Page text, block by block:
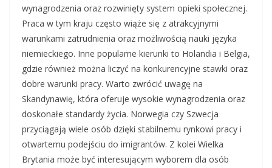
wynagrodzenia oraz rozwinięty system opieki społecznej.
Praca w tym kraju często wiąże się z atrakcyjnymi
warunkami zatrudnienia oraz możliwością nauki języka
niemieckiego. Inne popularne kierunki to Holandia i Belgia,
gdzie również można liczyć na konkurencyjne stawki oraz
dobre warunki pracy. Warto zwrócić uwagę na
Skandynawię, która oferuje wysokie wynagrodzenia oraz
doskonałe standardy życia. Norwegia czy Szwecja
przyciągają wiele osób dzięki stabilnemu rynkowi pracy i
otwartemu podejściu do imigrantów. Z kolei Wielka
Brytania może być interesującym wyborem dla osób